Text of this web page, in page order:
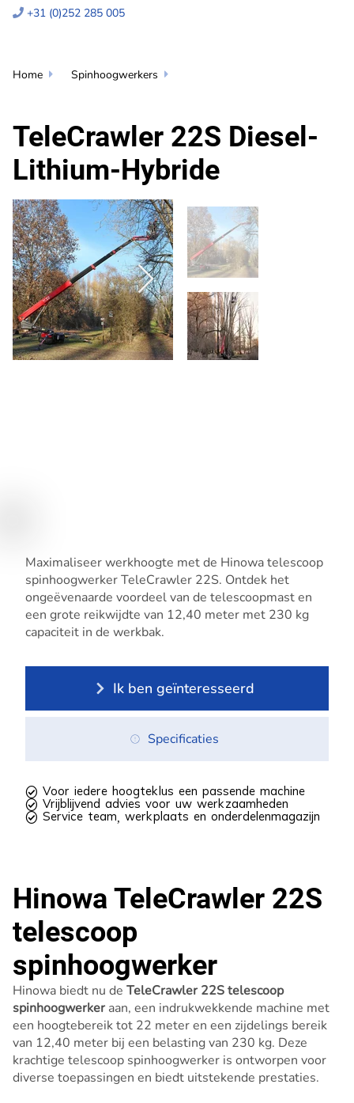
 +31 (0)252 285 005
Home  Spinhoogwerkers 
Maximaliseer werkhoogte met de Hinowa telescoop
spinhoogwerker TeleCrawler 22S. Ontdek het
ongeëvenaarde voordeel van de telescoopmast en
een grote reikwijdte van 12,40 meter met 230 kg
capaciteit in de werkbak.
 Voor iedere hoogteklus een passende machine
 Vrijblijvend advies voor uw werkzaamheden
 Service team, werkplaats en onderdelenmagazijn
Ik ben geïnteresseerd
Specificaties
TeleCrawler 22S Diesel-
Lithium-Hybride
Hinowa TeleCrawler 22S
telescoop
spinhoogwerker
Hinowa biedt nu de TeleCrawler 22S telescoop
spinhoogwerkeraan, een indrukwekkende machine met
een hoogtebereik tot 22 meter en een zijdelings bereik
van 12,40 meter bij een belasting van 230 kg. Deze
krachtige telescoop spinhoogwerker is ontworpen voor
diverse toepassingen en biedt uitstekende prestaties.